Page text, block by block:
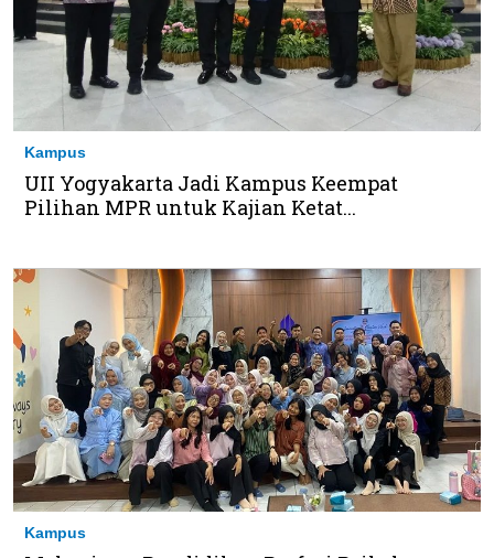
Kampus
UII Yogyakarta Jadi Kampus Keempat
Pilihan MPR untuk Kajian Ketat...
Kampus